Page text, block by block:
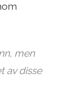
men
av disse